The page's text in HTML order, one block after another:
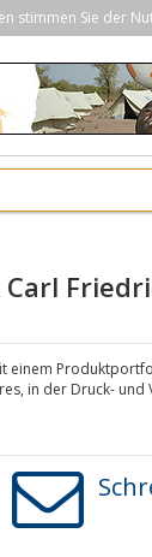
stimmen Sie der
einem
in der Druck-